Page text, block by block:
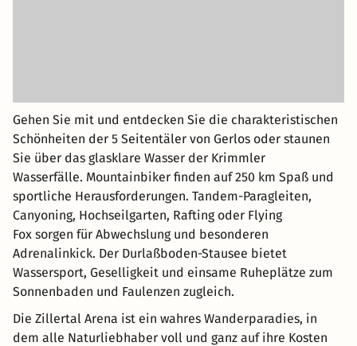
Gehen Sie mit und entdecken Sie die charakteristischen
Schönheiten der 5 Seitentäler von Gerlos oder staunen
Sie über das glasklare Wasser der Krimmler
Wasserfälle. Mountainbiker finden auf 250 km Spaß und
sportliche Herausforderungen. Tandem-Paragleiten,
Canyoning, Hochseilgarten, Rafting oder Flying
Fox sorgen für Abwechslung und besonderen
Adrenalinkick. Der Durlaßboden-Stausee bietet
Wassersport, Geselligkeit und einsame Ruheplätze zum
Sonnenbaden und Faulenzen zugleich.
Die Zillertal Arena ist ein wahres Wanderparadies, in
dem alle Naturliebhaber voll und ganz auf ihre Kosten